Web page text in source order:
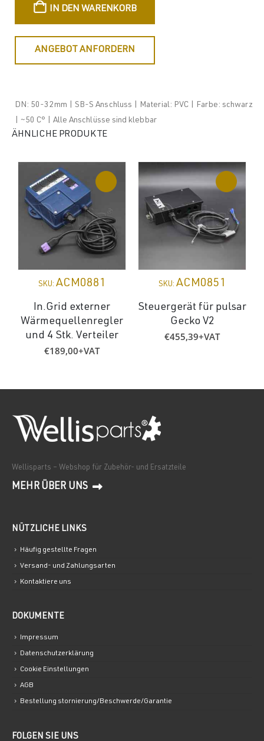
IN DEN WARENKORB
ANGEBOT ANFORDERN
DN: 50-32mm | SB-S Anschluss | Material: PVC | Farbe: schwarz
| ~50 C° | Alle Anschlüsse sind klebbar
ÄHNLICHE PRODUKTE
SKU: ACM0881
In.Grid externer
Wärmequellenregler
und 4 Stk. Verteiler
€189,00+VAT
SKU: ACM0851
Steuergerät für pulsar
Gecko V2
€455,39+VAT
Wellisparts – Webshop für Zubehör- und Ersatzteile
MEHR ÜBER UNS
NÜTZLICHE LINKS
Häufig gestellte Fragen
Versand- und Zahlungsarten
Kontaktiere uns
DOKUMENTE
Impressum
Datenschutzerklärung
Cookie Einstellungen
AGB
Bestellung stornierung/Beschwerde/Garantie
FOLGEN SIE UNS